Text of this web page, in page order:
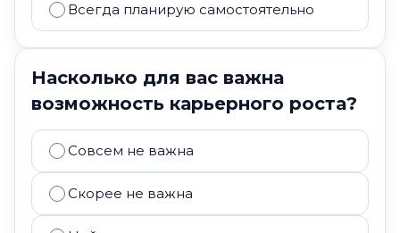
Всегда планирую самостоятельно
Насколько для вас важна
возможность карьерного роста?
Совсем не важна
Скорее не важна